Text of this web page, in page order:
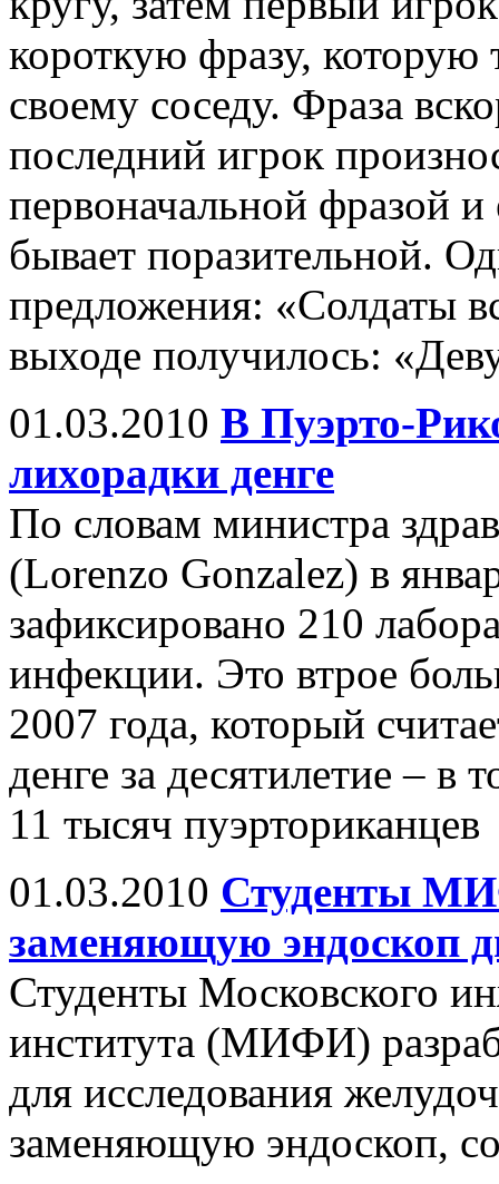
короткую фразу, которую
своему соседу. Фраза
последний игрок
первоначальной фразой
бывает поразительной.
предложения: «Солдаты
выходе получилось:
01.03.2010 В Пуэрто-
лихорадки денге
По словам министра
(Lorenzo Gonzalez) в
зафиксировано 210
инфекции. Это втрое
2007 года, который
денге за десятилетие – в
11 тысяч пуэрториканцев
01.03.2010 Студенты
заменяющую эндоскоп
Студенты Московского
института (МИФИ)
для исследования
заменяющую эндоскоп,